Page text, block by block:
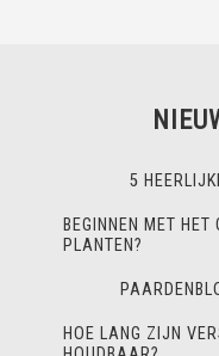
5
BEGINNEN MET HET
PLANTEN?
HOE LANG ZIJN